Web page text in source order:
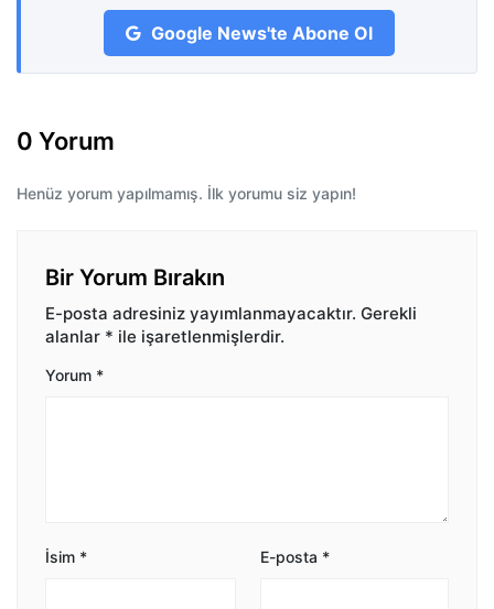
Google News'te Abone Ol
0 Yorum
Henüz yorum yapılmamış. İlk yorumu siz yapın!
Bir Yorum Bırakın
E-posta adresiniz yayımlanmayacaktır. Gerekli
alanlar * ile işaretlenmişlerdir.
Yorum *
İsim * E-posta *